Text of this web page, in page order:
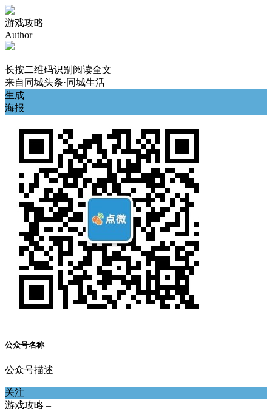
游戏攻略 –
Author
长按二维码识别阅读全文
来自 同城头条·同城生活
生成
海报
公众号名称
公众号描述
关注
游戏攻略 –